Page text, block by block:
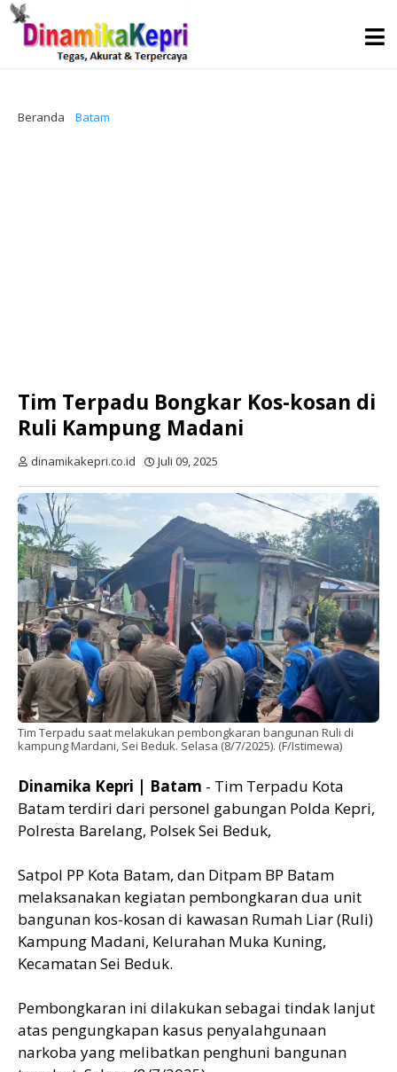
Beranda Batam
Tim Terpadu Bongkar Kos-kosan di
Ruli Kampung Madani
dinamikakepri.co.id Juli 09, 2025
Tim Terpadu saat melakukan pembongkaran bangunan Ruli di
kampung Mardani, Sei Beduk. Selasa (8/7/2025). (F/Istimewa)
Dinamika Kepri | Batam - Tim Terpadu Kota
Batam terdiri dari personel gabungan Polda Kepri,
Polresta Barelang, Polsek Sei Beduk,
Satpol PP Kota Batam, dan Ditpam BP Batam
melaksanakan kegiatan pembongkaran dua unit
bangunan kos-kosan di kawasan Rumah Liar (Ruli)
Kampung Madani, Kelurahan Muka Kuning,
Kecamatan Sei Beduk.
Pembongkaran ini dilakukan sebagai tindak lanjut
atas pengungkapan kasus penyalahgunaan
narkoba yang melibatkan penghuni bangunan